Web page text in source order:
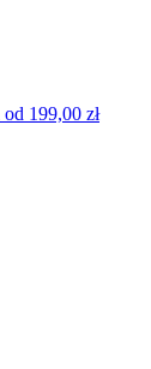
od 199,00 zł